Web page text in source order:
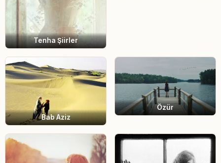
Tenha Şiirler
Bab Aziz
Özür